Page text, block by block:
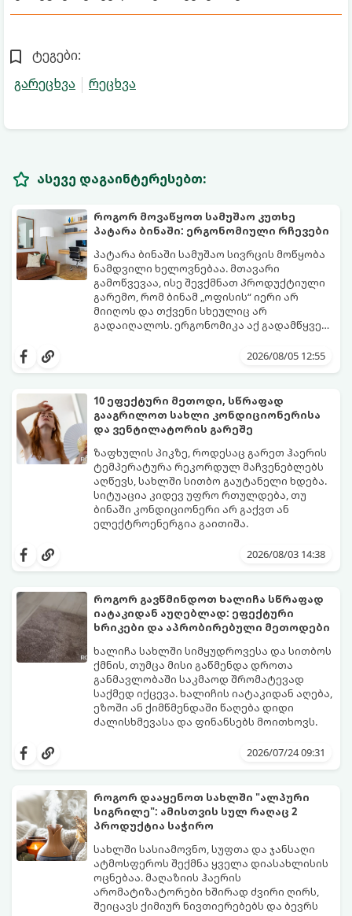
ტეგები:
გარეცხვა
რეცხვა
ასევე დაგაინტერესებთ:
როგორ მოვაწყოთ სამუშაო კუთხე
პატარა ბინაში: ერგონომიული რჩევები
პატარა ბინაში სამუშაო სივრცის მოწყობა
ნამდვილი ხელოვნებაა. მთავარი
გამოწვევაა, ისე შევქმნათ პროდუქტიული
გარემო, რომ ბინამ „ოფისის“ იერი არ
მიიღოს და თქვენი სხეულიც არ
გადაიღალოს. ერგონომიკა აქ გადამწყვეტ
2026/08/05 12:55
10 ეფექტური მეთოდი, სწრაფად
გააგრილოთ სახლი კონდიციონერისა
და ვენტილატორის გარეშე
ზაფხულის პიკზე, როდესაც გარეთ ჰაერის
ტემპერატურა რეკორდულ მაჩვენებლებს
აღწევს, სახლში სითბო გაუტანელი ხდება.
სიტუაცია კიდევ უფრო რთულდება, თუ
ბინაში კონდიციონერი არ გაქვთ ან
ელექტროენერგია გაითიშა.
კანონები და გამოცდილი ყოფითი ხრიკები,
სასიამოვნო სიგრილე სპეციალური
ტექნიკის გარეშეც.
გთავაზობთ 10 საუკეთესო და
ხელმისაწვდომ მეთოდს:
2026/08/03 14:38
როგორ გავწმინდოთ ხალიჩა სწრაფად
იატაკიდან აუღებლად: ეფექტური
ხრიკები და აპრობირებული მეთოდები
ხალიჩა სახლში სიმყუდროვესა და სითბოს
ქმნის, თუმცა მისი გაწმენდა დროთა
განმავლობაში საკმაოდ შრომატევად
საქმედ იქცევა. ხალიჩის იატაკიდან აღება,
ეზოში ან ქიმწმენდაში წაღება დიდი
ძალისხმევასა და ფინანსებს მოითხოვს.
ეფექტური, ბიუჯეტური და აპრობირებული
ლაქების ამოყვანასა და პირვანდელი
სიახლის დაბრუნებას.
2026/07/24 09:31
როგორ დააყენოთ სახლში "ალპური
სიგრილე": ამისთვის სულ რაღაც 2
პროდუქტია საჭირო
სახლში სასიამოვნო, სუფთა და ჯანსაღი
ატმოსფეროს შექმნა ყველა დიასახლისის
ოცნებაა. მაღაზიის ჰაერის
არომატიზატორები ხშირად ძვირი ღირს,
შეიცავს ქიმიურ ნივთიერებებს და ბევრს